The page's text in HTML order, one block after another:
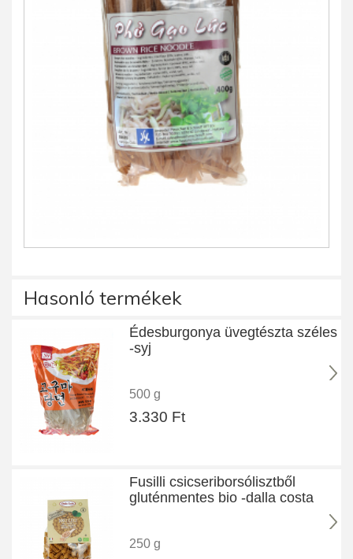
Hasonló termékek
Édesburgonya üvegtészta széles
-syj
500 g
3.330 Ft
Fusilli csicseriborsólisztből
gluténmentes bio -dalla costa
250 g